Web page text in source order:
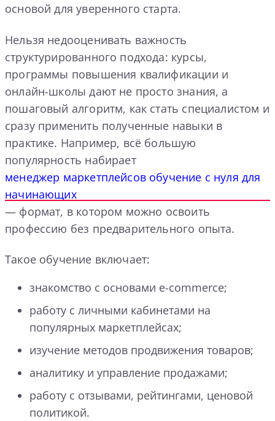
основой для уверенного старта.
Нельзя недооценивать важность
структурированного подхода: курсы,
программы повышения квалификации и
онлайн-школы дают не просто знания, а
пошаговый алгоритм, как стать специалистом и
сразу применить полученные навыки в
практике. Например, всё большую
популярность набирает
менеджер маркетплейсов обучение с нуля для
начинающих
— формат, в котором можно освоить
профессию без предварительного опыта.
Такое обучение включает:
знакомство с основами e-commerce;
работу с личными кабинетами на
популярных маркетплейсах;
изучение методов продвижения товаров;
аналитику и управление продажами;
работу с отзывами, рейтингами, ценовой
политикой.